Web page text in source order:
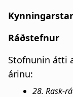
Ráðstefnur
Stofnunin átti
árinu:
28. Rask-